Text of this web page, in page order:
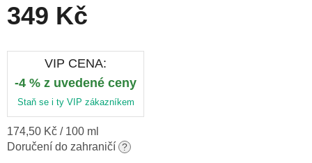
349 Kč
VIP CENA:
-4 % z uvedené ceny
Staň se i ty VIP zákazníkem
Měrná
cena:
174,50 Kč / 100 ml
Doručení do zahraničí ?